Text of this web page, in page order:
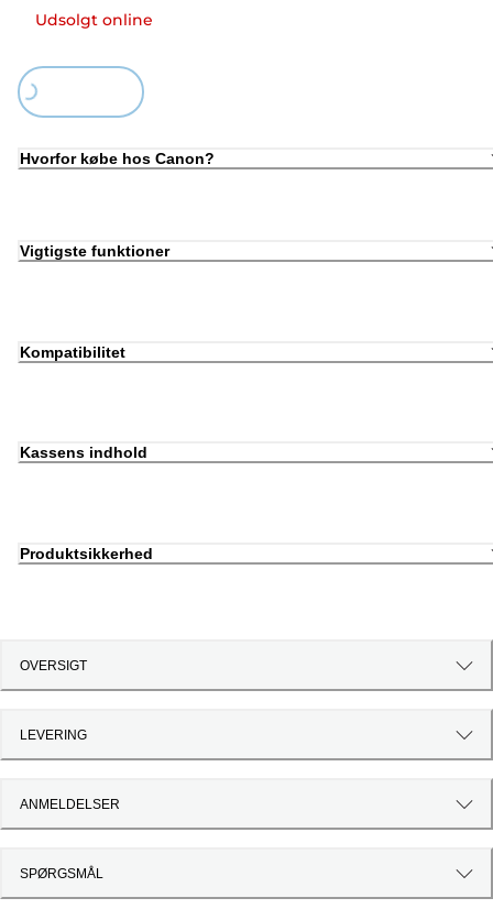
Udsolgt online
Loading...
Hvorfor købe hos Canon?
Vigtigste funktioner
Kompatibilitet
Kassens indhold
Produktsikkerhed
OVERSIGT
LEVERING
ANMELDELSER
SPØRGSMÅL